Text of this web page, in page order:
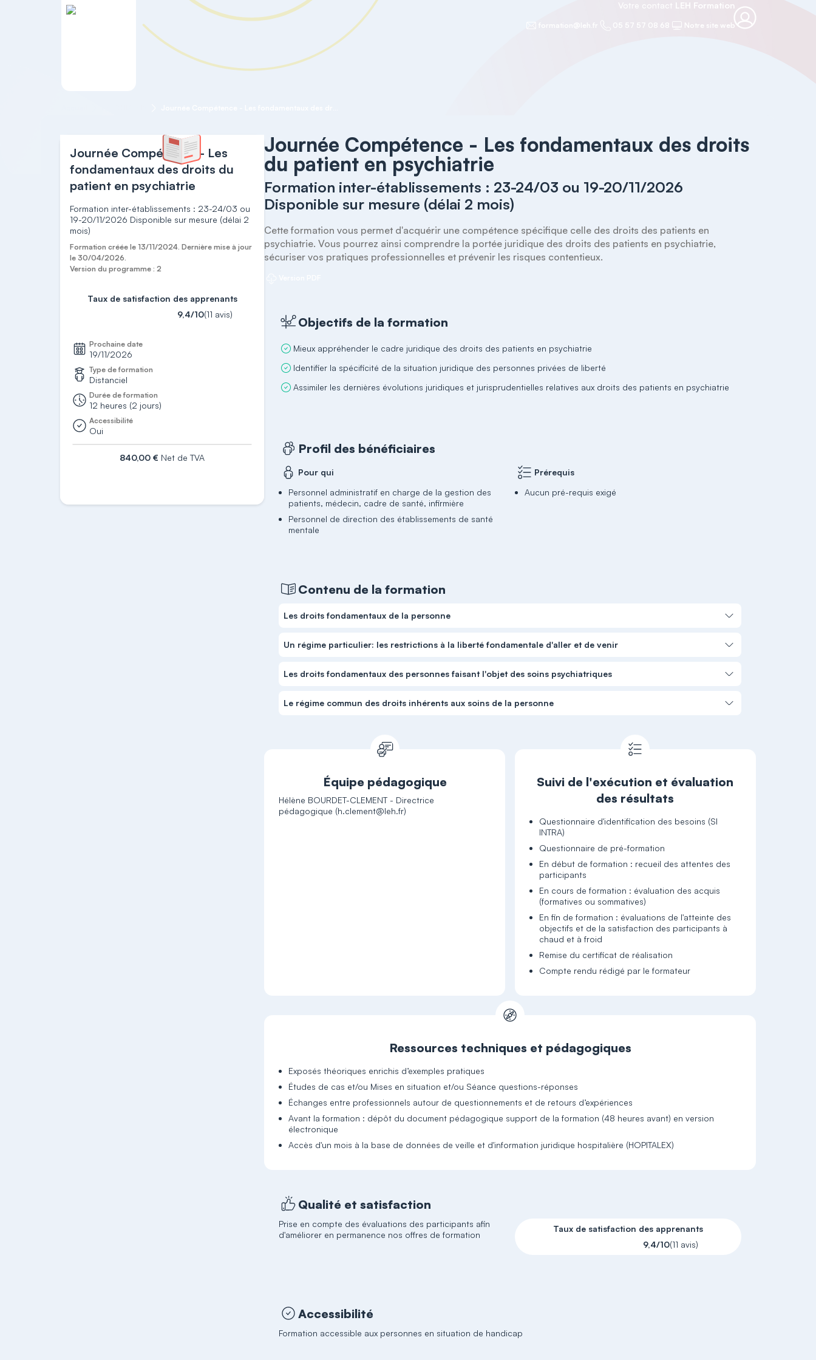
Votre contact LEH Formation
05 57 57 08 68 Notre site web
Journée Compétence - Les
fondamentaux des droits du
patient en psychiatrie
Formation inter-établissements : 23-24/03 ou
19-20/11/2026 Disponible sur mesure (délai 2
mois)
Formation créée le 13/11/2024. Dernière mise à jour
le 30/04/2026.
Version du programme : 2
Taux de satisfaction des apprenants
9,4/10(11 avis)
Prochaine date
19/11/2026
Type de formation
Distanciel
Durée de formation
12 heures (2 jours)
Accessibilité
Oui
840,00 € Net de TVA
Journée Compétence - Les fondamentaux des droits
du patient en psychiatrie
Formation inter-établissements : 23-24/03 ou 19-20/11/2026
Disponible sur mesure (délai 2 mois)
Cette formation vous permet d'acquérir une compétence spécifique celle des droits des patients en
psychiatrie. Vous pourrez ainsi comprendre la portée juridique des droits des patients en psychiatrie,
sécuriser vos pratiques professionnelles et prévenir les risques contentieux.
Objectifs de la formation
Mieux appréhender le cadre juridique des droits des patients en psychiatrie
Identifier la spécificité de la situation juridique des personnes privées de liberté
Assimiler les dernières évolutions juridiques et jurisprudentielles relatives aux droits des patients en psychiatrie
Profil des bénéficiaires
Pour qui
Personnel administratif en charge de la gestion des
patients, médecin, cadre de santé, infirmière
Personnel de direction des établissements de santé
mentale
Prérequis
Aucun pré-requis exigé
Contenu de la formation
Les droits fondamentaux de la personne
Un régime particulier: les restrictions à la liberté fondamentale d'aller et de venir
Les droits fondamentaux des personnes faisant l'objet des soins psychiatriques
Le régime commun des droits inhérents aux soins de la personne
Équipe pédagogique
Hélène BOURDET-CLEMENT - Directrice
Suivi de l'exécution et évaluation
des résultats
Questionnaire d'identification des besoins (SI
INTRA)
Questionnaire de pré-formation
En début de formation : recueil des attentes des
participants
En cours de formation : évaluation des acquis
(formatives ou sommatives)
En fin de formation : évaluations de l'atteinte des
objectifs et de la satisfaction des participants à
chaud et à froid
Remise du certificat de réalisation
Compte rendu rédigé par le formateur
Ressources techniques et pédagogiques
Exposés théoriques enrichis d’exemples pratiques
Études de cas et/ou Mises en situation et/ou Séance questions-réponses
Échanges entre professionnels autour de questionnements et de retours d’expériences
Avant la formation : dépôt du document pédagogique support de la formation (48 heures avant) en version
électronique
Accès d'un mois à la base de données de veille et d'information juridique hospitalière (HOPITALEX)
Qualité et satisfaction
Prise en compte des évaluations des participants afin
d'améliorer en permanence nos offres de formation
Taux de satisfaction des apprenants
9,4/10(11 avis)
Accessibilité
Formation accessible aux personnes en situation de handicap